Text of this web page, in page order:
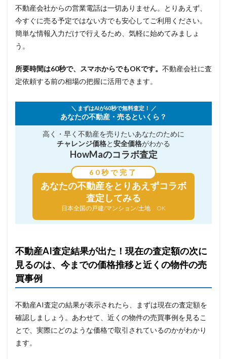
不動産会社からの営業電話は一切ありません。とりあえず、
今すぐに売る予定ではない方でも安心してご利用ください。
簡単な情報入力だけで行えるため、気軽に始めてみましょ
う。
所要時間は60秒で、スマホからでもOKです。 不動産会社に査
定依頼する前の相場の把握に活用できます。
＼ まずはAIが60秒で無料査定！ ／
あなたの不動産・売るといくら？
高く・早く不動産を売りたいあなたのために
チャレンジ価格と安全価格がわかる
HowMaのコラボ査定
60秒で完了
あなたの不動産をとりあえずコラボ
査定してみる
日本全国の戸建/マンション/土地 OK
不動産AI査定結果が出た！現在の査定額の次に
見るのは、今までの価格推移と近くの物件の売
買事例
不動産AI査定の結果が表示されたら、まずは現在の査定額を
確認しましょう。あわせて、近くの物件の売買事例を見るこ
とで、実際にどのような価格で取引されているのかがわかり
ます。